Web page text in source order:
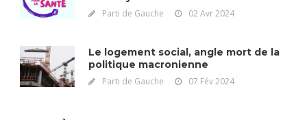
Parti de Gauche 02 Avr 2024
Le logement social, angle mort de la
politique macronienne
Parti de Gauche 07 Fév 2024